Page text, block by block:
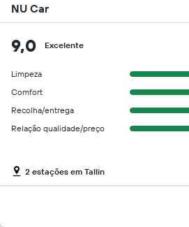
NU Car
9,0 Excelente
Limpeza
Comfort
Recolha/entrega
Relação qualidade/preço
2 estações em Tallin